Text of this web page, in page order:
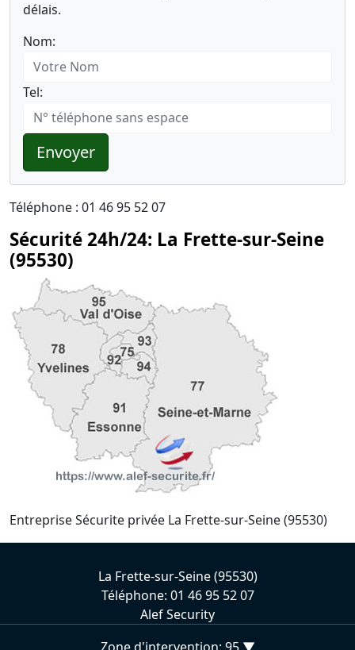
délais.
Nom:
Tel:
Envoyer
Téléphone : 01 46 95 52 07
Sécurité 24h/24: La Frette-sur-Seine
(95530)
Entreprise Sécurite privée La Frette-sur-Seine (95530)
La Frette-sur-Seine (95530)
Téléphone: 01 46 95 52 07
Alef Security